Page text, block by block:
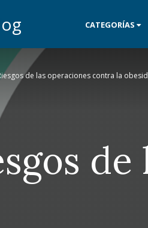
CATEGORÍAS
de las operaciones contra la